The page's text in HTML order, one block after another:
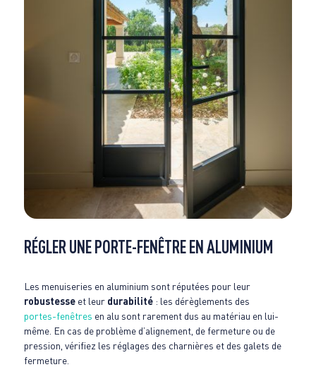
RÉGLER UNE PORTE-FENÊTRE EN ALUMINIUM
Les menuiseries en aluminium sont réputées pour leur
robustesse et leur durabilité : les dérèglements des
portes-fenêtres en alu sont rarement dus au matériau en lui-
même. En cas de problème d’alignement, de fermeture ou de
pression, vérifiez les réglages des charnières et des galets de
fermeture.